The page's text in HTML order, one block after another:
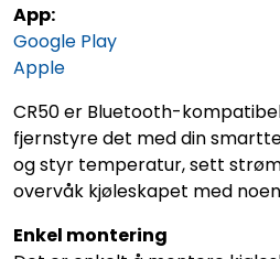
App:
Google Play
Apple
CR50 er Bluetooth-
fjernstyre det med din
og styr temperatur, sett
overvåk kjøleskapet med
Enkel montering